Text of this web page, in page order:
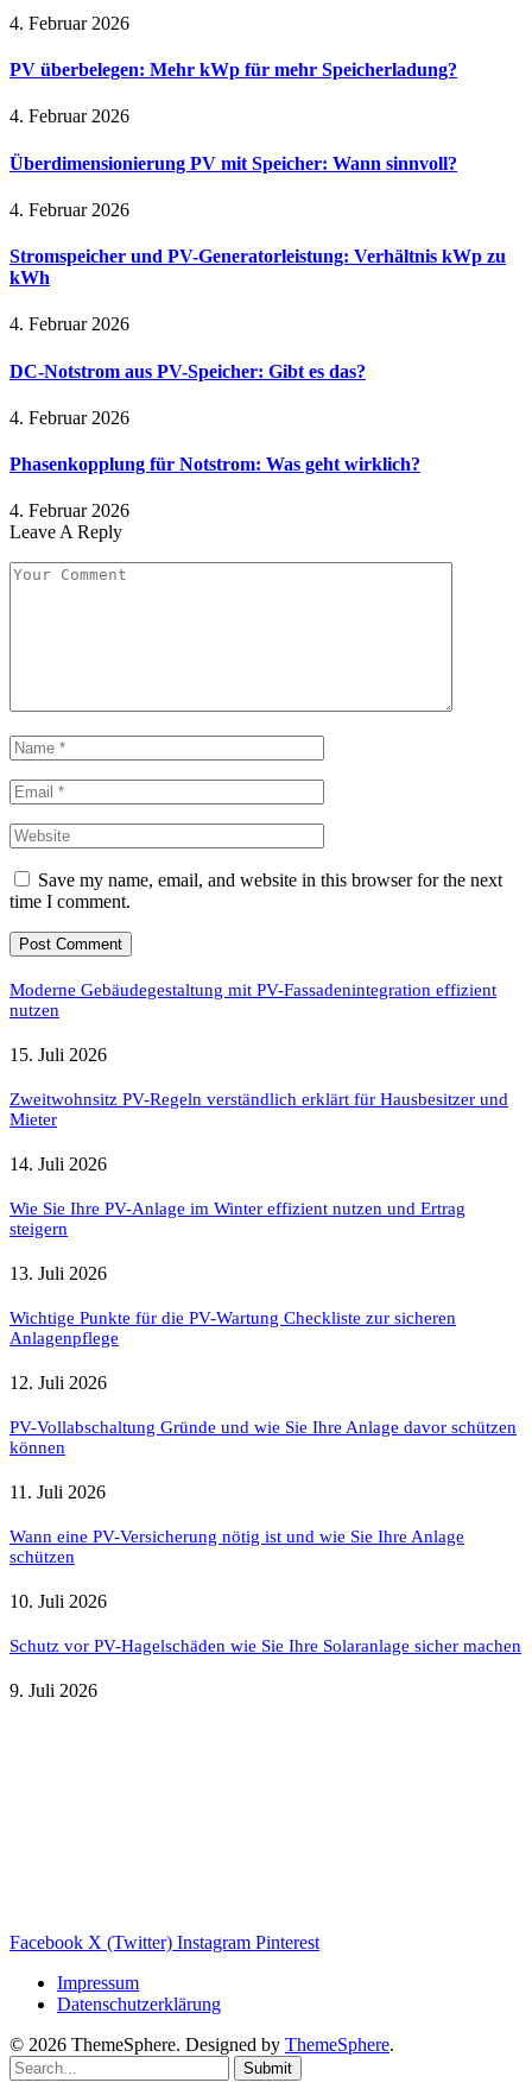
4. Februar 2026
PV überbelegen: Mehr kWp für mehr Speicherladung?
4. Februar 2026
Überdimensionierung PV mit Speicher: Wann sinnvoll?
4. Februar 2026
Stromspeicher und PV-Generatorleistung: Verhältnis kWp zu
kWh
4. Februar 2026
DC-Notstrom aus PV-Speicher: Gibt es das?
4. Februar 2026
Phasenkopplung für Notstrom: Was geht wirklich?
4. Februar 2026
Leave A Reply
Save my name, email, and website in this browser for the next
time I comment.
Moderne Gebäudegestaltung mit PV-Fassadenintegration effizient
nutzen
15. Juli 2026
Zweitwohnsitz PV-Regeln verständlich erklärt für Hausbesitzer und
Mieter
14. Juli 2026
Wie Sie Ihre PV-Anlage im Winter effizient nutzen und Ertrag
steigern
13. Juli 2026
Wichtige Punkte für die PV-Wartung Checkliste zur sicheren
Anlagenpflege
12. Juli 2026
PV-Vollabschaltung Gründe und wie Sie Ihre Anlage davor schützen
können
11. Juli 2026
Wann eine PV-Versicherung nötig ist und wie Sie Ihre Anlage
schützen
10. Juli 2026
Schutz vor PV-Hagelschäden wie Sie Ihre Solaranlage sicher machen
9. Juli 2026
Facebook X (Twitter) Instagram Pinterest
Impressum
Datenschutzerklärung
© 2026 ThemeSphere. Designed by ThemeSphere.
Submit